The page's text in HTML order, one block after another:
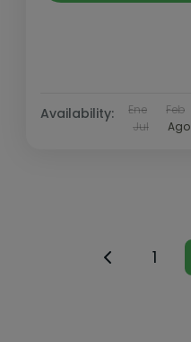
Availability: Ene Feb
Jul
Ago
1